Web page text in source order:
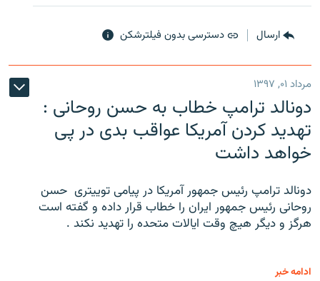
ارسال دسترسی بدون فیلترشکن
مرداد ۰۱, ۱۳۹۷
دونالد ترامپ خطاب به حسن روحانی :
تهدید کردن آمریکا عواقب بدی در پی
خواهد داشت
دونالد ترامپ رئیس جمهور آمریکا در پیامی توییتری ‌ حسن
روحانی رئیس جمهور ایران را خطاب قرار داده و گفته است
هرگز و دیگر هیچ وقت ایالات متحده را تهدید نکند .
ادامه خبر